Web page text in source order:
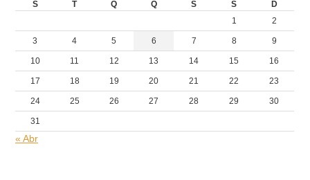
S
T Q Q S S
D
1
2
3 4 5 6 7 8 9
10 11 12 13 14 15 16
17 18 19 20 21 22 23
24 25 26 27 28 29 30
31
« Abr